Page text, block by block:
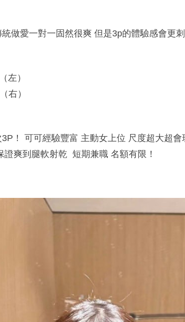
做愛一對一固然很爽 但是3p的體驗感會更
左）
右）
！ 可可經驗豐富 主動女上位 尺度超大超
證爽到腿軟射乾 短期兼職 名額有限！